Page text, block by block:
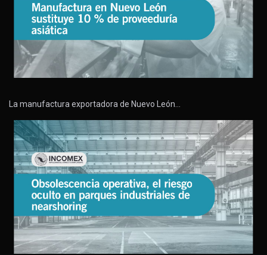
La manufactura exportadora de Nuevo León…